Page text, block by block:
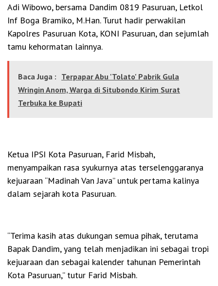
Adi Wibowo, bersama Dandim 0819 Pasuruan, Letkol
Inf Boga Bramiko, M.Han. Turut hadir perwakilan
Kapolres Pasuruan Kota, KONI Pasuruan, dan sejumlah
tamu kehormatan lainnya.
Baca Juga : Terpapar Abu 'Tolato' Pabrik Gula
Wringin Anom, Warga di Situbondo Kirim Surat
Terbuka ke Bupati
Ketua IPSI Kota Pasuruan, Farid Misbah,
menyampaikan rasa syukurnya atas terselenggaranya
kejuaraan “Madinah Van Java” untuk pertama kalinya
dalam sejarah kota Pasuruan.
“Terima kasih atas dukungan semua pihak, terutama
Bapak Dandim, yang telah menjadikan ini sebagai tropi
kejuaraan dan sebagai kalender tahunan Pemerintah
Kota Pasuruan,” tutur Farid Misbah.